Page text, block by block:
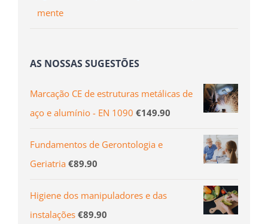
mente
AS NOSSAS SUGESTÕES
Marcação CE de estruturas metálicas de
aço e alumínio - EN 1090 €149.90
Fundamentos de Gerontologia e
Geriatria €89.90
Higiene dos manipuladores e das
instalações €89.90